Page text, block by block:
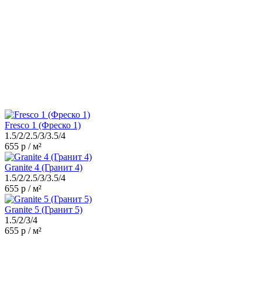
Fresco 1 (Фреско 1)
1.5/2/2.5/3/3.5/4
655 р / м²
Granite 4 (Гранит 4)
1.5/2/2.5/3/3.5/4
655 р / м²
Granite 5 (Гранит 5)
1.5/2/3/4
655 р / м²